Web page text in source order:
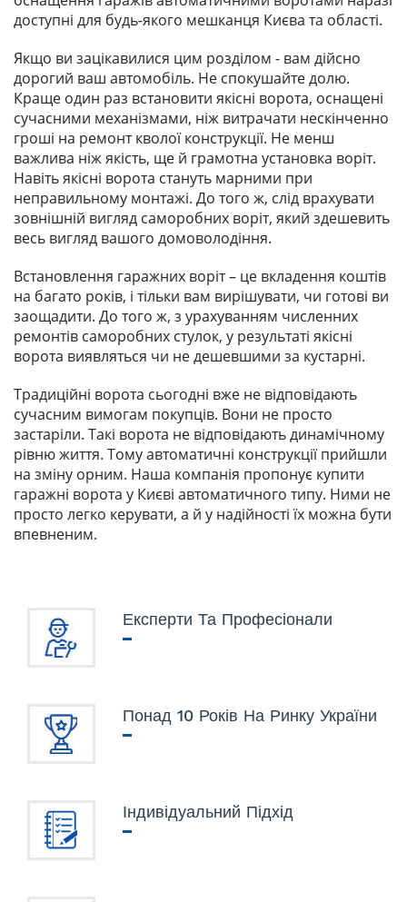
доступні для будь-якого мешканця Києва та області.
Якщо ви зацікавилися цим розділом - вам дійсно
дорогий ваш автомобіль. Не спокушайте долю.
Краще один раз встановити якісні ворота, оснащені
сучасними механізмами, ніж витрачати нескінченно
гроші на ремонт кволої конструкції. Не менш
важлива ніж якість, ще й грамотна установка воріт.
Навіть якісні ворота стануть марними при
неправильному монтажі. До того ж, слід врахувати
зовнішній вигляд саморобних воріт, який здешевить
весь вигляд вашого домоволодіння.
Встановлення гаражних воріт – це вкладення коштів
на багато років, і тільки вам вирішувати, чи готові ви
заощадити. До того ж, з урахуванням численних
ремонтів саморобних стулок, у результаті якісні
ворота виявляться чи не дешевшими за кустарні.
Традиційні ворота сьогодні вже не відповідають
сучасним вимогам покупців. Вони не просто
застаріли. Такі ворота не відповідають динамічному
рівню життя. Тому автоматичні конструкції прийшли
на зміну орним. Наша компанія пропонує купити
гаражні ворота у Києві автоматичного типу. Ними не
просто легко керувати, а й у надійності їх можна бути
впевненим.
Експерти Та Професіонали
Понад 10 Років На Ринку України
Індивідуальний Підхід